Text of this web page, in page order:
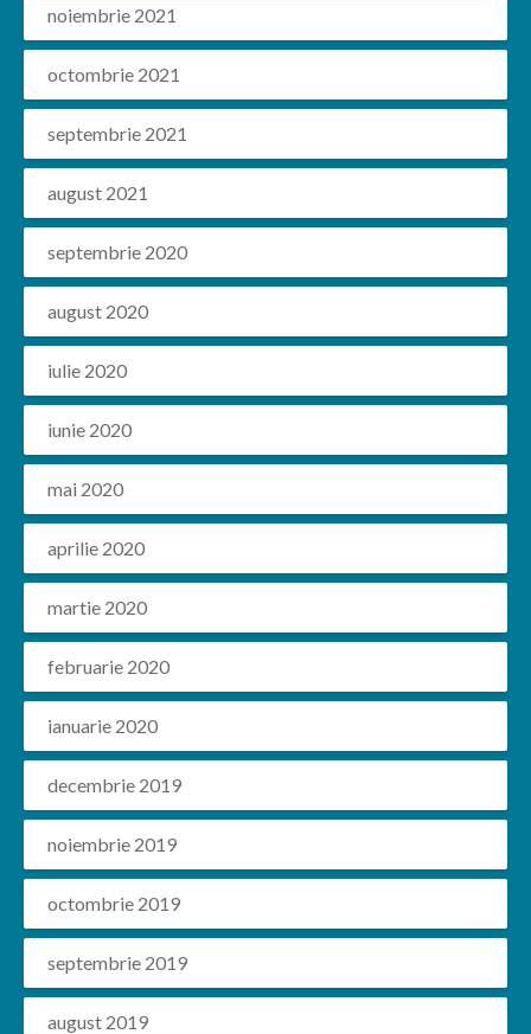
noiembrie 2021
octombrie 2021
septembrie 2021
august 2021
septembrie 2020
august 2020
iulie 2020
iunie 2020
mai 2020
aprilie 2020
martie 2020
februarie 2020
ianuarie 2020
decembrie 2019
noiembrie 2019
octombrie 2019
septembrie 2019
august 2019